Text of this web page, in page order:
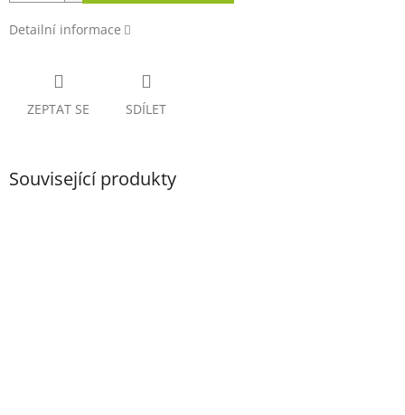
Detailní informace
ZEPTAT SE SDÍLET
Související produkty